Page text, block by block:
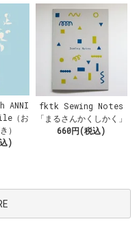
ANNI
（お
）
)
fktk Sewing Notes
「まるさんかくしかく」
660円(税込)